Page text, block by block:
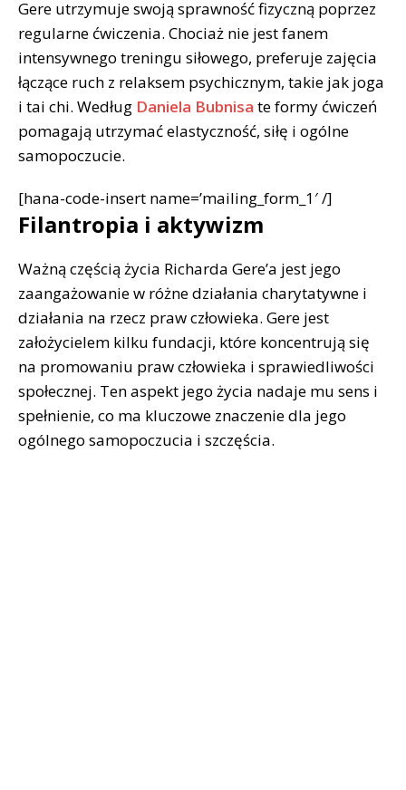
Gere utrzymuje swoją sprawność fizyczną poprzez
regularne ćwiczenia. Chociaż nie jest fanem
intensywnego treningu siłowego, preferuje zajęcia
łączące ruch z relaksem psychicznym, takie jak joga
i tai chi. Według Daniela Bubnisa te formy ćwiczeń
pomagają utrzymać elastyczność, siłę i ogólne
samopoczucie.
[hana-code-insert name=’mailing_form_1′ /]
Filantropia i aktywizm
Ważną częścią życia Richarda Gere’a jest jego
zaangażowanie w różne działania charytatywne i
działania na rzecz praw człowieka. Gere jest
założycielem kilku fundacji, które koncentrują się
na promowaniu praw człowieka i sprawiedliwości
społecznej. Ten aspekt jego życia nadaje mu sens i
spełnienie, co ma kluczowe znaczenie dla jego
ogólnego samopoczucia i szczęścia.